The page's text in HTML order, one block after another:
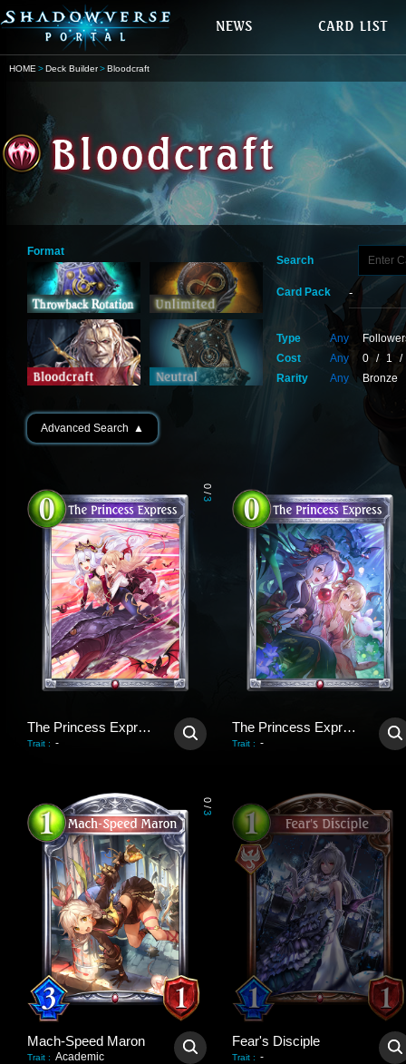
HOME Deck Builder Bloodcraft
Format
Search
Card Pack
Type Any
Cost
Any 0 / 1 /
Rarity
Any Bronze
Advanced Search ▲
0
/
3
The Princess Express
Trait : -
The Princess Express
Trait : -
0
/
3
Mach-Speed Maron
Trait : Academic
Fear's Disciple
Trait : -